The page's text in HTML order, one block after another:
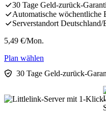
30 Tage Geld-zurück-
Automatische wöchentliche
Serverstandort
5,49 €/Mon.
Plan wählen
30 Tage Geld-zurück-